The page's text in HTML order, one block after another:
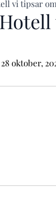
oktober,